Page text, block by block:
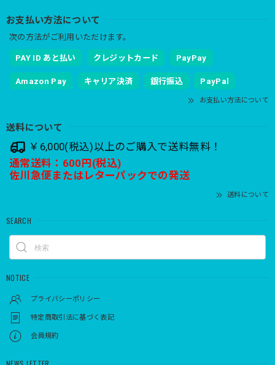
お支払い方法について
次の方法がご利用いただけます。
PAY ID あと払い クレジットカード PayPay
Amazon Pay キャリア決済 銀行振込 PayPal
お支払い方法について
送料について
￥6,000(税込)以上のご購入で送料無料！
通常送料：600円(税込)
佐川急便またはレターパックでの発送
送料について
SEARCH
NOTICE
プライバシーポリシー
特定商取引法に基づく表記
会員規約